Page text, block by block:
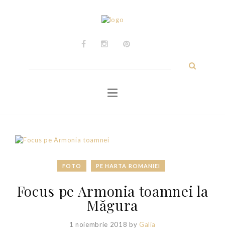
FOTO PE HARTA ROMANIEI
Focus pe Armonia toamnei la
Măgura
1 noiembrie 2018 by Galia